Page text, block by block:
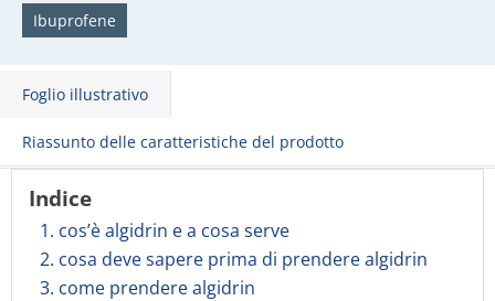
Ibuprofene
Foglio illustrativo
Riassunto delle caratteristiche del prodotto
Indice
1. cos’è algidrin e a cosa serve
2. cosa deve sapere prima di prendere algidrin
3. come prendere algidrin